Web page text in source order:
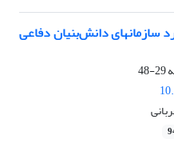
بررسی اثر سرمایه فکری در عملکرد سازمان‎های دانش‌بنیان دفاعی
29-48